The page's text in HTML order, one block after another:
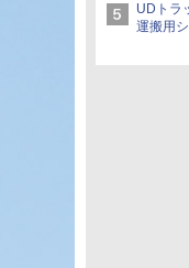
UDトラ
運搬用